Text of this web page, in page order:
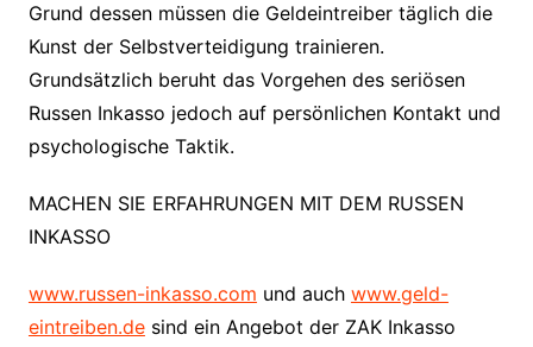
Grund dessen müssen die Geldeintreiber täglich die
Kunst der Selbstverteidigung trainieren.
Grundsätzlich beruht das Vorgehen des seriösen
Russen Inkasso jedoch auf persönlichen Kontakt und
psychologische Taktik.
MACHEN SIE ERFAHRUNGEN MIT DEM RUSSEN
INKASSO
www.russen-inkasso.com und auch www.geld-
eintreiben.desind ein Angebot der ZAK Inkasso